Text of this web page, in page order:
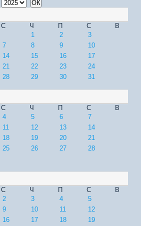
С Ч П С
В
1
2
3
7 8 9
10
14 15 16
17
21 22 23
24
28 29 30 31
С Ч П С
В
4 5 6
7
11 12 13
14
18 19 20
21
25 26 27
28
С Ч П С
В
2 3 4
5
9 10 11
12
16 17 18 19